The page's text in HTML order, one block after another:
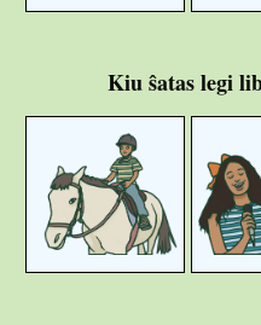
Kiu ŝatas legi